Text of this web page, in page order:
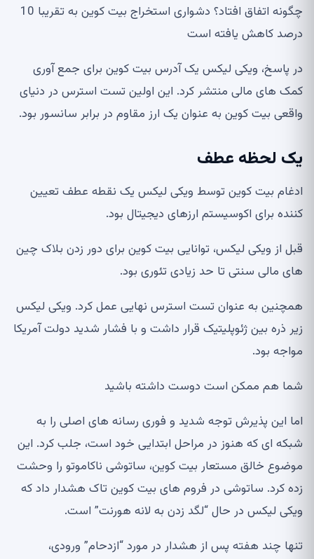
چگونه اتفاق افتاد؟ دشواری استخراج بیت کوین به تقریبا 10
درصد کاهش یافته است
در پاسخ، ویکی لیکس یک آدرس بیت کوین برای جمع آوری
کمک های مالی منتشر کرد. این اولین تست استرس در دنیای
واقعی بیت کوین به عنوان یک ارز مقاوم در برابر سانسور بود.
یک لحظه عطف
ادغام بیت کوین توسط ویکی لیکس یک نقطه عطف تعیین
کننده برای اکوسیستم ارزهای دیجیتال بود.
قبل از ویکی لیکس، توانایی بیت کوین برای دور زدن بلاک چین
های مالی سنتی تا حد زیادی تئوری بود.
همچنین به عنوان تست استرس نهایی عمل کرد. ویکی لیکس
زیر ذره بین ژئوپلیتیک قرار داشت و با فشار شدید دولت آمریکا
مواجه بود.
شما هم ممکن است دوست داشته باشید
اما این پذیرش توجه شدید و فوری رسانه های اصلی را به
شبکه ای که هنوز در مراحل ابتدایی خود است، جلب کرد. این
موضوع خالق مستعار بیت کوین، ساتوشی ناکاموتو را وحشت
زده کرد. ساتوشی در فروم های بیت کوین تاک هشدار داد که
ویکی لیکس در حال “لگد زدن به لانه هورنت” است.
تنها چند هفته پس از هشدار در مورد “ازدحام” ورودی،